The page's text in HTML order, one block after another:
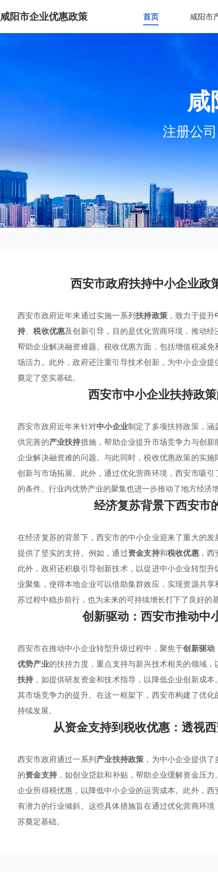
咸阳市企业优惠政策 首页 咸阳市
咸
注册公
西安市政府扶持中小企业政
西安市政府近年来通过实施一系列扶持政策，致力于提升
持、税收优惠及创新引导，目的是优化营商环境，推动
帮助企业解决融资难题。税收优惠方面，包括增值税减
场活力。此外，政府还注重引导技术创新，为中小企业
奠定了坚实基础。
西安市中小企业扶持政
西安市政府近年来针对中小企业制定了多项扶持政策，
供完善的产业扶持措施，帮助企业提升市场竞争力与创
企业解决融资难的问题。与此同时，税收优惠政策的实
创新与市场拓展。此外，通过优化营商环境，西安市吸
的条件。行业内优势产业的聚集也进一步推动了地方经济
经济复苏背景下西安市
在经济复苏的背景下，西安市的中小企业迎来了重大的
提供了坚实的支持。例如，通过资金支持和税收优惠，西
此外，政府还积极引导创新技术，以促进中小企业转型
业聚集，使得本地企业可以借助集群效应，实现资源共
苏过程中稳步前行，也为未来的可持续增长打下了良好的
创新驱动：西安市推动中
西安市在推动中小企业转型升级过程中，聚焦于创新驱动
优势产业的扶持力度，重点支持与新兴技术相关的领域
扶持 ，如提供研发资金和技术指导，以降低企业创新成
其市场竞争力的提升。在这一框架下，西安市构建了优
持续发展。
从资金支持到税收优惠：透视
西安市政府通过一系列产业扶持政策 ，为中小企业提供
的资金支持 ，如创业贷款和补贴，帮助企业缓解资金压
企业所得税优惠，以降低中小企业的运营成本。此外，西
有潜力的行业倾斜。这些具体措施旨在通过优化营商环
苏奠定基础。